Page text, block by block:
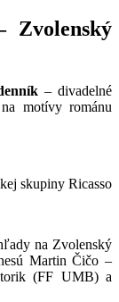
Zvolenský
– divadelné
motívy románu
skupiny Ricasso
na Zvolenský
Martin Čičo –
(FF UMB) a